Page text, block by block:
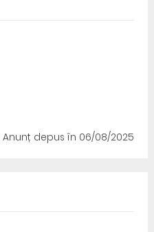
Anunț depusîn 06/08/2025